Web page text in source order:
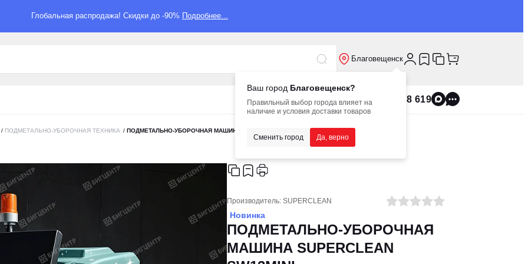
Глобальная распродажа! Скидки до -90% Подробнее...
Благовещенск
Ваш город Благовещенск?
Правильный выбор города влияет на
наличие и условия доставки товаров
Сменить город Да, верно
8 800 555 8 619
/ ПОДМЕТАЛЬНО-УБОРОЧНАЯ ТЕХНИКА / ПОДМЕТАЛЬНО-УБОРОЧНАЯ МАШИНА SUPERCLEAN SW13MINI
Производитель:SUPERCLEAN
Новинка
ПОДМЕТАЛЬНО-УБОРОЧНАЯ
МАШИНА SUPERCLEAN